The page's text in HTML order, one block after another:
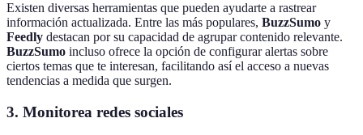
Existen diversas herramientas que pueden ayudarte a rastrear
información actualizada. Entre las más populares, BuzzSumo y
Feedly destacan por su capacidad de agrupar contenido relevante.
BuzzSumo incluso ofrece la opción de configurar alertas sobre
ciertos temas que te interesan, facilitando así el acceso a nuevas
tendencias a medida que surgen.
3. Monitorea redes sociales